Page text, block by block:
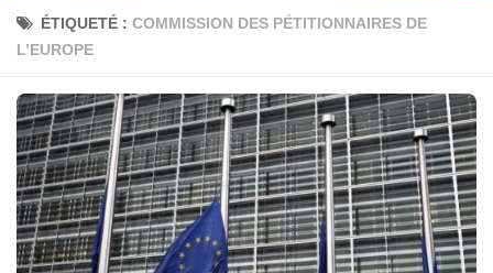
ÉTIQUETÉ : COMMISSION DES PÉTITIONNAIRES DE
L’EUROPE